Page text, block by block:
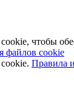
чтобы
файлов cookie
Правила